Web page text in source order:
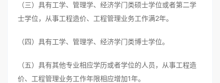
（三）具有工学、管理学、经济学门类硕士学位或者第二学
士学位，从事工程造价、工程管理业务工作满2年。
（四）具有工学、管理学、经济学门类博士学位。
（五）具有其他专业相应学历或者学位的人员，从事工程造
价、工程管理业务工作年限相应增加1年。